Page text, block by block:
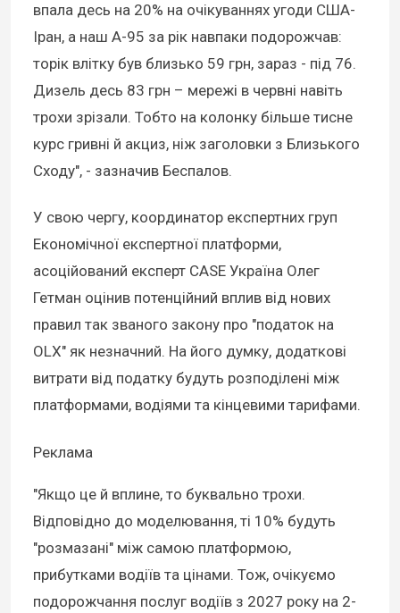
впала десь на 20% на очікуваннях угоди США-
Іран, а наш А-95 за рік навпаки подорожчав:
торік влітку був близько 59 грн, зараз - під 76.
Дизель десь 83 грн – мережі в червні навіть
трохи зрізали. Тобто на колонку більше тисне
курс гривні й акциз, ніж заголовки з Близького
Сходу", - зазначив Беспалов.
У свою чергу, координатор експертних груп
Економічної експертної платформи,
асоційований експерт CASE Україна Олег
Гетман оцінив потенційний вплив від нових
правил так званого закону про "податок на
OLX" як незначний. На його думку, додаткові
витрати від податку будуть розподілені між
платформами, водіями та кінцевими тарифами.
Реклама
"Якщо це й вплине, то буквально трохи.
Відповідно до моделювання, ті 10% будуть
"розмазані" між самою платформою,
прибутками водіїв та цінами. Тож, очікуємо
подорожчання послуг водіїв з 2027 року на 2-